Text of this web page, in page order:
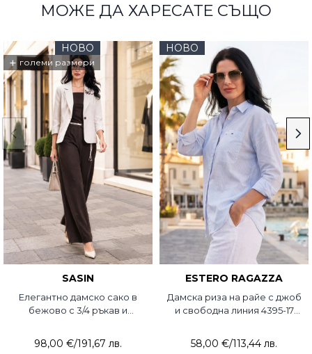
МОЖЕ ДА ХАРЕСАТЕ СЪЩО
НОВО
+ големи размери
SASIN
Елегантно дамско сако в
бежово с 3/4 ръкав и
98,00 €/191,67 лв.
НОВО
ESTERO RAGAZZA
Дамска риза на райе с джоб
и свободна линия 4395-17
58,00 €/113,44 лв.